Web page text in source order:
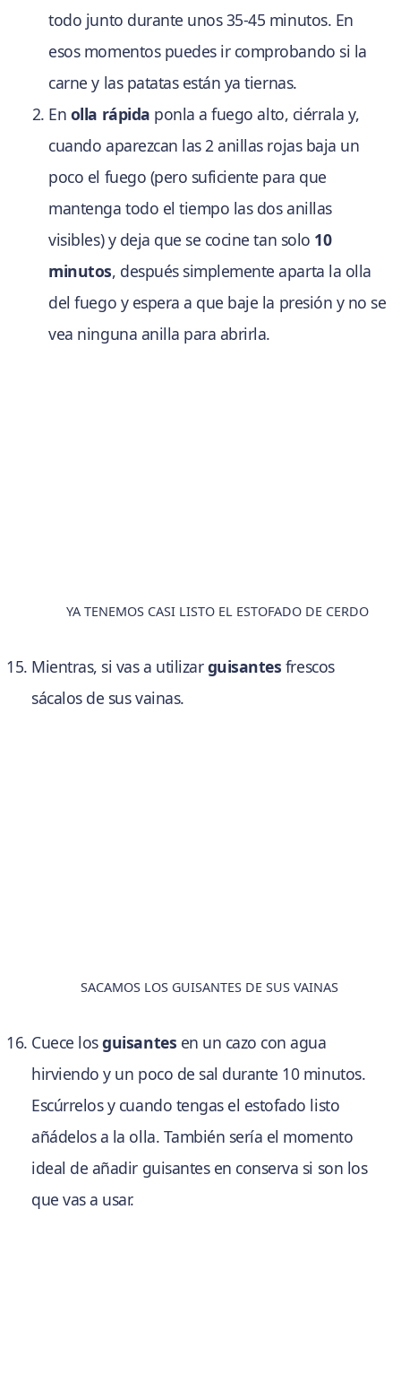
todo junto durante unos 35-45 minutos. En
esos momentos puedes ir comprobando si la
carne y las patatas están ya tiernas.
En olla rápida ponla a fuego alto, ciérrala y,
cuando aparezcan las 2 anillas rojas baja un
poco el fuego (pero suficiente para que
mantenga todo el tiempo las dos anillas
visibles) y deja que se cocine tan solo 10
minutos, después simplemente aparta la olla
del fuego y espera a que baje la presión y no se
vea ninguna anilla para abrirla.
YA TENEMOS CASI LISTO EL ESTOFADO DE CERDO
Mientras, si vas a utilizarguisantes frescos
sácalos de sus vainas.
SACAMOS LOS GUISANTES DE SUS VAINAS
Cuece losguisantes en un cazo con agua
hirviendo y un poco de sal durante 10 minutos.
Escúrrelos y cuando tengas el estofado listo
añádelos a la olla. También sería el momento
ideal de añadir guisantes en conserva si son los
que vas a usar.